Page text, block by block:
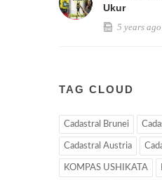
Ukur
5 years ago
TAG CLOUD
Cadastral Brunei
Cadastral Austria
KOMPAS USHIKATA